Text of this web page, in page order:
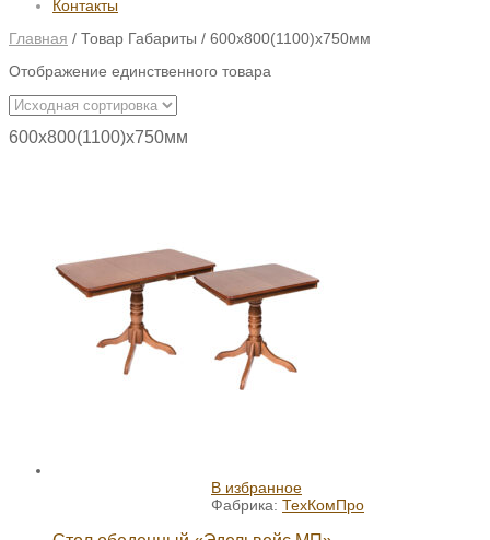
Контакты
Главная / Товар Габариты / 600х800(1100)х750мм
Отображение единственного товара
600х800(1100)х750мм
В избранное
Фабрика: ТехКомПро